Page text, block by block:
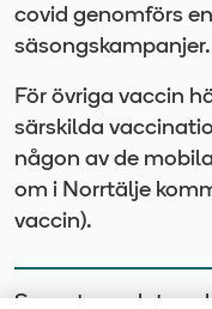
covid genomförs
säsongskampanjer.
För övriga vaccin
särskilda
någon av de
om i Norrtälje
vaccin).
Senast uppdaterad